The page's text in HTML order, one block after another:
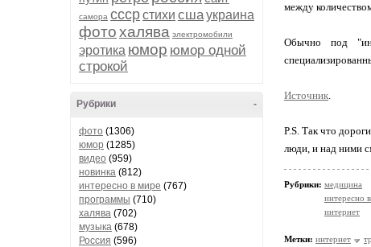
самора сссрстихи сшаукраина
фотохалява электромобили
эротика юмор юмор одной
строкой
-
Рубрики
фото (1306)
юмор (1285)
видео (959)
новинка (812)
интересно в мире (767)
программы (710)
халява (702)
музыка (678)
Россия (596)
между
Обычно под
Источник.
P.S. Так что
люди, и над ними
Рубрики: медицина
интересно
интернет
Метки: интернет